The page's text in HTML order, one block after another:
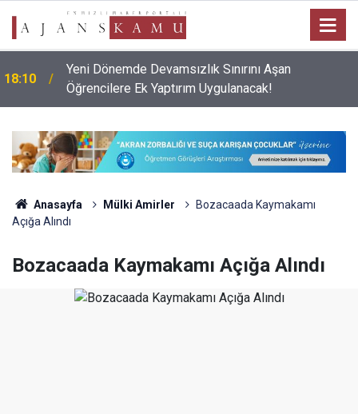
18:10
Yeni Dönemde Devamsızlık Sınırını Aşan
Öğrencilere Ek Yaptırım Uygulanacak!
Anasayfa Mülki Amirler
Bozacaada Kaymakamı
Açığa Alındı
Bozacaada Kaymakamı Açığa Alındı